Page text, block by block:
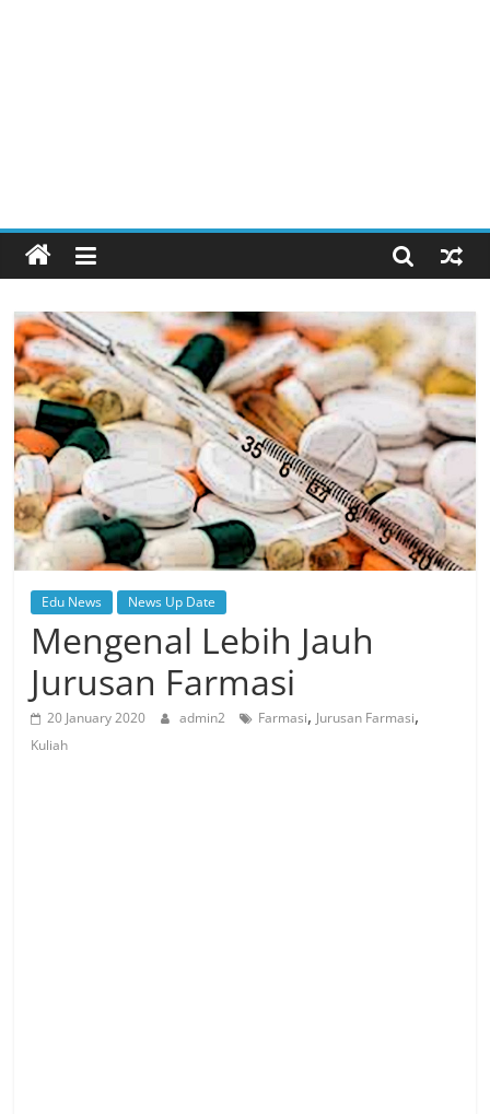
Edu News News Up Date
Mengenal Lebih Jauh
Jurusan Farmasi
20 January 2020 admin2 Farmasi, Jurusan Farmasi,
Kuliah